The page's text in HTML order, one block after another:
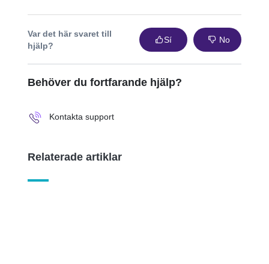
Var det här svaret till
hjälp?
Sí No
Behöver du fortfarande hjälp?
Kontakta support
Relaterade artiklar